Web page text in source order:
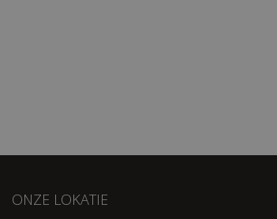
ONZE LOKATIE